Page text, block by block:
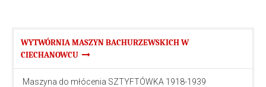
WYTWÓRNIA MASZYN BACHURZEWSKICH W
CIECHANOWCU
Maszyna do młócenia SZTYFTÓWKA 1918-1939